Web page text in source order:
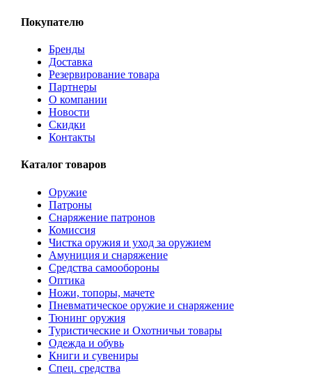
Покупателю
Бренды
Доставка
Резервирование товара
Партнеры
О компании
Новости
Скидки
Контакты
Каталог товаров
Оружие
Патроны
Снаряжение патронов
Комиссия
Чистка оружия и уход за оружием
Амуниция и снаряжение
Средства самообороны
Оптика
Ножи, топоры, мачете
Пневматическое оружие и снаряжение
Тюнинг оружия
Туристические и Охотничьи товары
Одежда и обувь
Книги и сувениры
Спец. средства